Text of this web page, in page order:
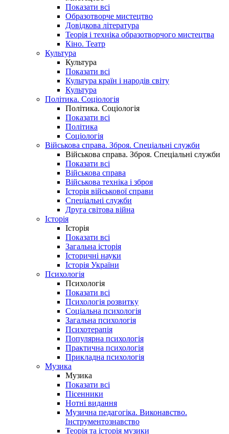
Показати всі
Образотворче мистецтво
Довідкова література
Теорія і техніка образотворчого мистецтва
Кіно. Театр
Культура
Культура
Показати всі
Культура країн і народів світу
Культура
Політика. Соціологія
Політика. Соціологія
Показати всі
Політика
Соціологія
Військова справа. Зброя. Спеціальні служби
Військова справа. Зброя. Спеціальні служби
Показати всі
Військова справа
Військова техніка і зброя
Історія військової справи
Спеціальні служби
Друга світова війна
Історія
Історія
Показати всі
Загальна історія
Історичні науки
Історія України
Психологія
Психологія
Показати всі
Психологія розвитку
Соціальна психологія
Загальна психологія
Психотерапія
Популярна психологія
Практична психологія
Прикладна психологія
Музика
Музика
Показати всі
Пісенники
Нотні видання
Музична педагогіка. Виконавство.
Інструментознавство
Теорія та історія музики